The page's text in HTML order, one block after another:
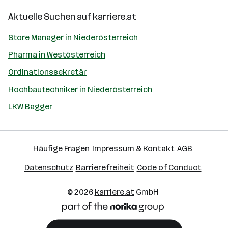
Aktuelle Suchen aufkarriere.at
Store Manager in Niederösterreich
Pharma in Westösterreich
Ordinationssekretär
Hochbautechniker in Niederösterreich
LKW Bagger
Häufige Fragen Impressum & Kontakt AGB
Datenschutz Barrierefreiheit Code of Conduct
© 2026 karriere.at GmbH